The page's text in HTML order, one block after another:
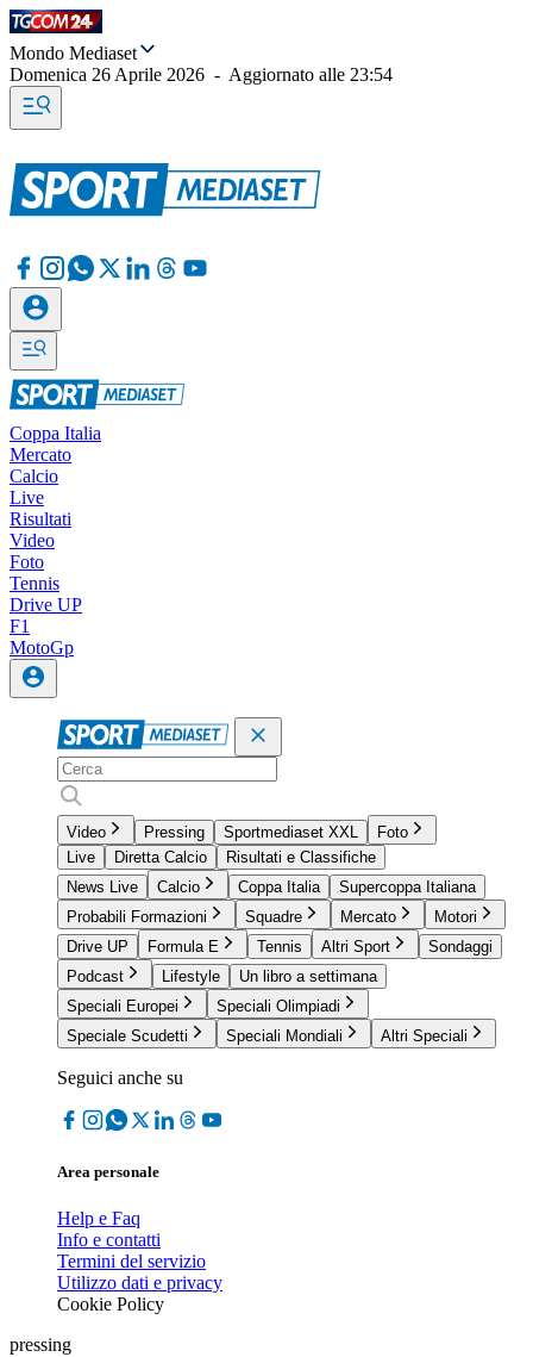
Mondo Mediaset
Domenica 26 Aprile 2026 - Aggiornato alle 23:54
Coppa Italia
Mercato
Calcio
Live
Risultati
Video
Foto
Tennis
Drive UP
F1
MotoGp
Video Pressing Sportmediaset XXL
Foto
Live
Diretta Calcio
Risultati e Classifiche
News Live
Calcio Coppa Italia
Supercoppa Italiana
Probabili Formazioni
Squadre Mercato
Motori
Drive UP
Formula E Tennis Altri Sport
Sondaggi
Podcast
Lifestyle
Un libro a settimana
Speciali Europei
Speciali Olimpiadi
Speciale Scudetti
Speciali Mondiali Altri Speciali
Seguici anche su
Area personale
Help e Faq
Info e contatti
Termini del servizio
Utilizzo dati e privacy
Cookie Policy
pressing